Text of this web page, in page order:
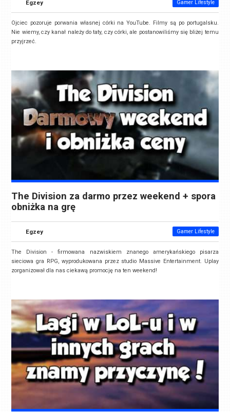
Egzey Gamer Lifestyle
Ojciec pozoruje porwania własnej córki na YouTube. Filmy są po portugalsku.
Nie wiemy, czy kanał należy do taty, czy córki, ale postanowiliśmy się bliżej temu
przyjrzeć.
The Division za darmo przez weekend + spora
obniżka na grę
Egzey Gamer Lifestyle
The Division - firmowana nazwiskiem znanego amerykańskiego pisarza
sieciowa gra RPG, wyprodukowana przez studio Massive Entertainment. Uplay
zorganizował dla nas ciekawą promocję na ten weekend!